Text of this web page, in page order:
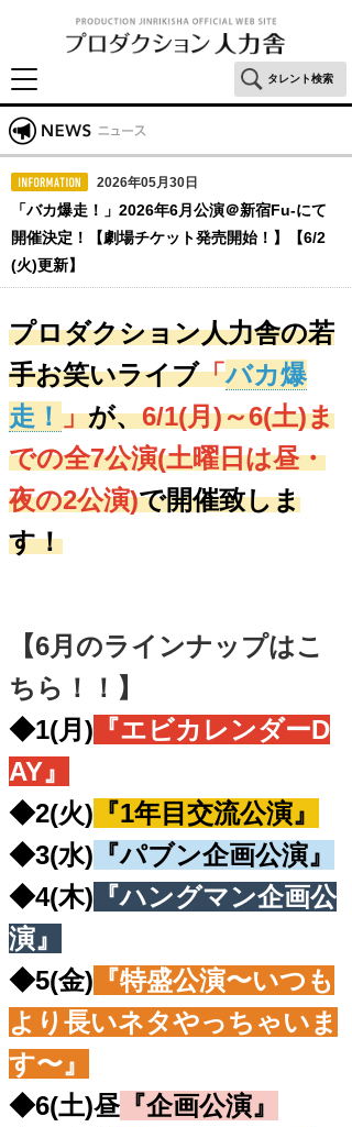
タレント検索
2026年05月30日
「バカ爆走！」2026年6月公演＠新宿Fu-にて
開催決定！【劇場チケット発売開始！】【6/2
(火)更新】
プロダクション人力舎の若
手お笑いライブ「バカ爆
走！ 」が、6/1(月)～6(土)ま
での全7公演(土曜日は昼・
夜の2公演)で開催致しま
す！
【6月のラインナップはこ
ちら！！】
◆1(月) 『エビカレンダーD
AY』
◆2(火) 『1年目交流公演』
◆3(水) 『パブン企画公演』
◆4(木) 『ハングマン企画公
演』
◆5(金) 『特盛公演〜いつも
より長いネタやっちゃいま
す〜』
◆6(土)昼 『企画公演』